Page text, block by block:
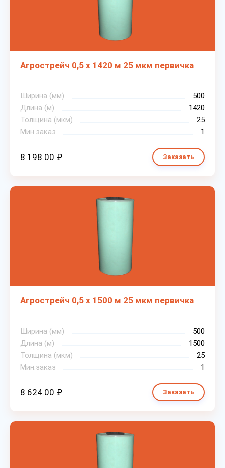
Агрострейч 0,5 х 1420 м 25 мкм первичка
Ширина (мм)
500
Длина (м)
1420
Толщина (мкм)
25
Мин.заказ
1
8 198.00 ₽ Заказать
Агрострейч 0,5 х 1500 м 25 мкм первичка
Ширина (мм)
500
Длина (м)
1500
Толщина (мкм)
25
Мин.заказ
1
8 624.00 ₽ Заказать